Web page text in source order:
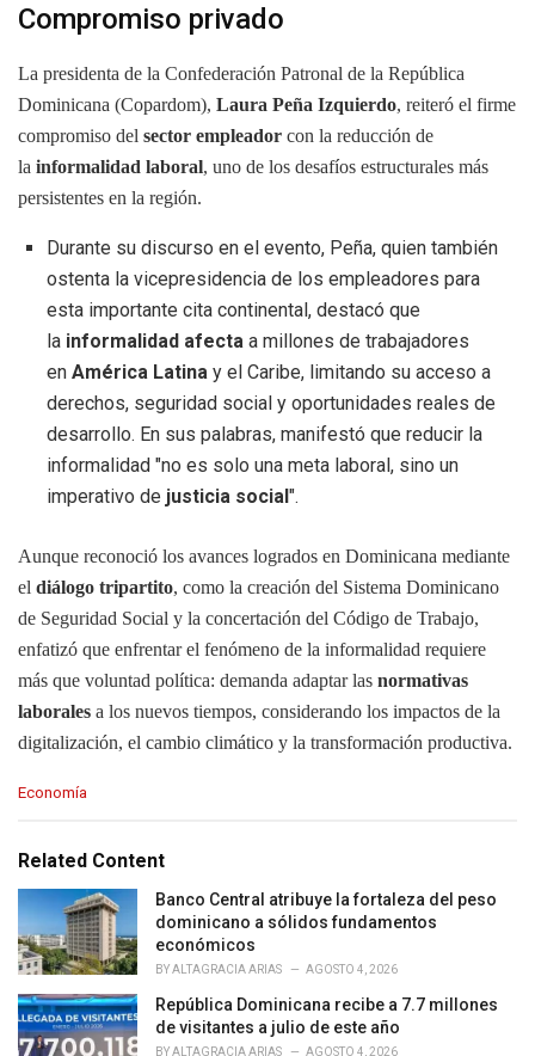
Compromiso privado
La presidenta de la Confederación Patronal de la República
Dominicana (Copardom), Laura Peña Izquierdo, reiteró el firme
compromiso del sector empleador con la reducción de
la informalidad laboral, uno de los desafíos estructurales más
persistentes en la región.
Durante su discurso en el evento, Peña, quien también
ostenta la vicepresidencia de los empleadores para
esta importante cita continental, destacó que
la informalidad afecta a millones de trabajadores
en América Latina y el Caribe, limitando su acceso a
derechos, seguridad social y oportunidades reales de
desarrollo. En sus palabras, manifestó que reducir la
informalidad "no es solo una meta laboral, sino un
imperativo de justicia social".
Aunque reconoció los avances logrados en Dominicana mediante
el diálogo tripartito, como la creación del Sistema Dominicano
de Seguridad Social y la concertación del Código de Trabajo,
enfatizó que enfrentar el fenómeno de la informalidad requiere
más que voluntad política: demanda adaptar las normativas
laborales a los nuevos tiempos, considerando los impactos de la
digitalización, el cambio climático y la transformación productiva.
C
e
r
i
e
:
Economía
Related Content
Banco Central atribuye la fortaleza del peso
dominicano a sólidos fundamentos
económicos
BYALTAGRACIA ARIAS AGOSTO 4, 2026
República Dominicana recibe a 7.7 millones
de visitantes a julio de este año
BYALTAGRACIA ARIAS AGOSTO 4, 2026